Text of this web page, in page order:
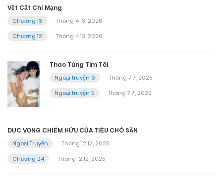
Vết Cắt Chí Mạng
Chương 13
Tháng 4 13, 2026
Chương 12
Tháng 4 13, 2026
Thao Túng Tim Tôi
Ngoại truyện 6
Tháng 7 7, 2025
Ngoại truyện 5
Tháng 7 7, 2025
DỤC VỌNG CHIẾM HỮU CỦA TIỂU CHÓ SĂN
Ngoại Truyện
Tháng 12 12, 2025
Chương 24
Tháng 12 12, 2025